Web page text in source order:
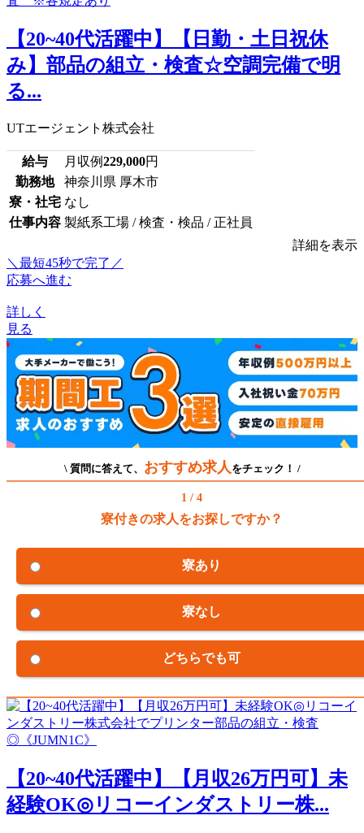
【20~40代活躍中】【日勤・土日祝休
み】部品の組立・検査☆空調完備で明
る...
UTエージェント株式会社
給与 月収例229,000円
勤務地
神奈川県 厚木市
寮・社宅 なし
仕事内容 製紙系工場 / 検査・検品 / 正社員
詳細を表示
＼最短45秒で完了／
応募へ進む
詳しく
見る
\ 質問に答えて、 おすすめ求人 をチェック！ /
1 / 4
寮付きの求人をお探しですか？
寮あり
寮なし
どちらでも可
【20~40代活躍中】【月収26万円可】未
経験OK◎リコーインダストリー株...